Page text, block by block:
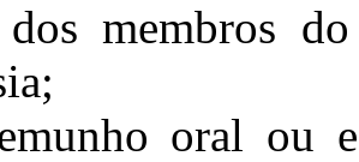
membros
oral ou